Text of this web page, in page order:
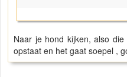
Naar je hond kijken, also
opstaat en het gaat soepel ,